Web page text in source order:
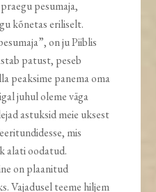
pesumaja,
kõnetas eriliselt.
on ju Piiblis
patust, peseb
peaksime panema oma
juhul oleme väga
astuksid meie uksest
mis
alati oodatud.
on plaanitud
Vajadusel teeme hiljem